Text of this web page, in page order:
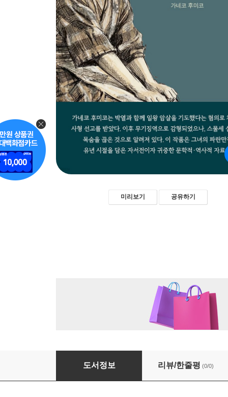
미리보기 공유하기
도서정보 리뷰/한줄평 (0/0)